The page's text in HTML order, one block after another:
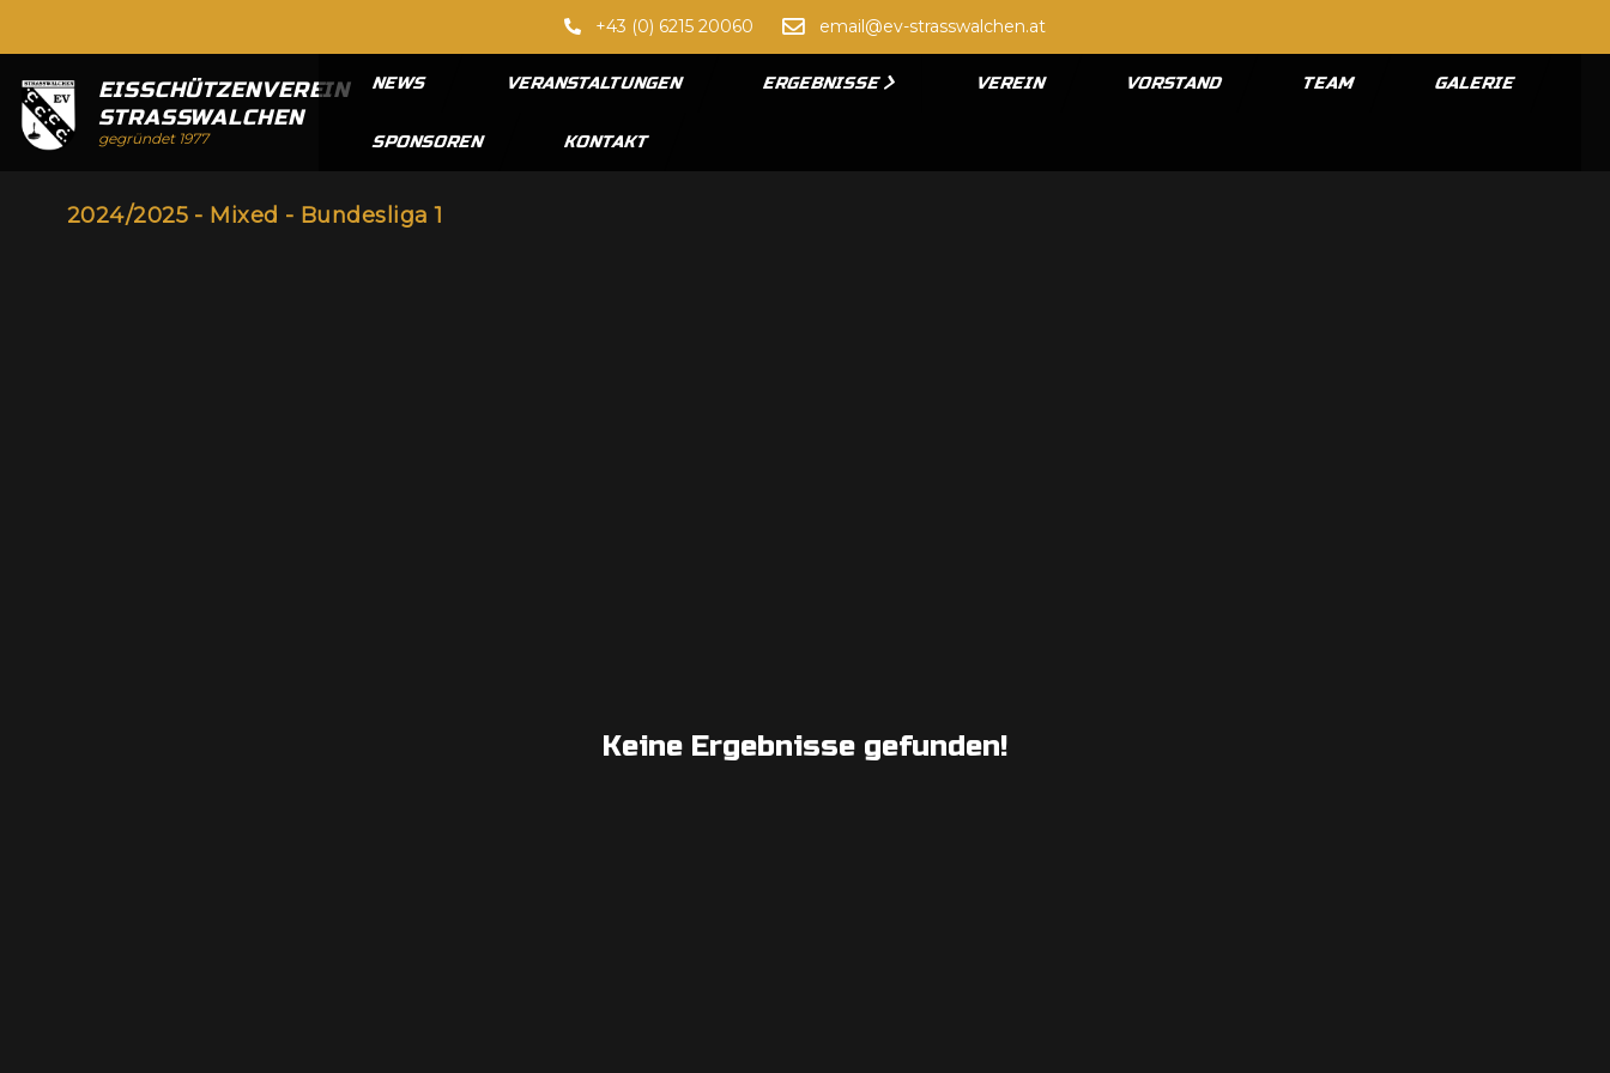
+43 (0) 6215 20060 email@ev-strasswalchen.at
EISSCHÜTZENVEREIN
STRASSWALCHEN
gegründet 1977
NEWS VERANSTALTUNGEN ERGEBNISSE VEREIN VORSTAND TEAM GALERIE
SPONSOREN KONTAKT
2024/2025 - Mixed - Bundesliga 1
Keine Ergebnisse gefunden!